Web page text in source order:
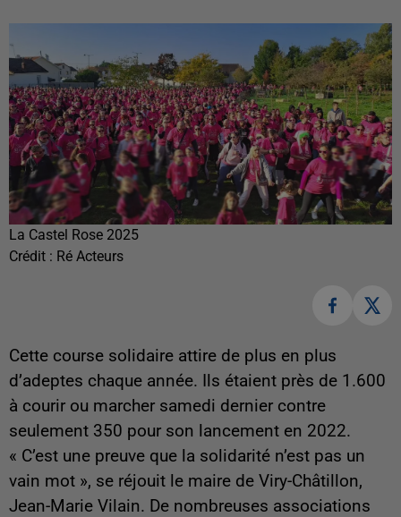
La Castel Rose 2025
Crédit : Ré Acteurs
Cette course solidaire attire de plus en plus
d’adeptes chaque année. Ils étaient près de 1.600
à courir ou marcher samedi dernier contre
seulement 350 pour son lancement en 2022.
« C’est une preuve que la solidarité n’est pas un
vain mot », se réjouit le maire de Viry-Châtillon,
Jean-Marie Vilain. De nombreuses associations